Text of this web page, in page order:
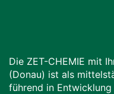
Die ZET-CHEMIE mit
(Donau) ist als
führend in